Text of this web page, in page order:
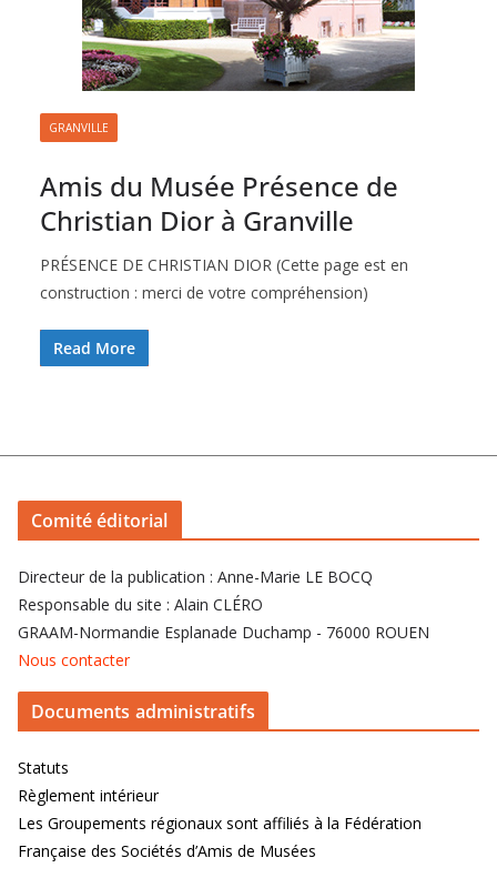
GRANVILLE
Amis du Musée Présence de
Christian Dior à Granville
PRÉSENCE DE CHRISTIAN DIOR (Cette page est en
construction : merci de votre compréhension)
Read More
Comité éditorial
Directeur de la publication : Anne-Marie LE BOCQ
Responsable du site : Alain CLÉRO
GRAAM-Normandie Esplanade Duchamp - 76000 ROUEN
Nous contacter
Documents administratifs
Statuts
Règlement intérieur
Les Groupements régionaux sont affiliés à la Fédération
Française des Sociétés d’Amis de Musées